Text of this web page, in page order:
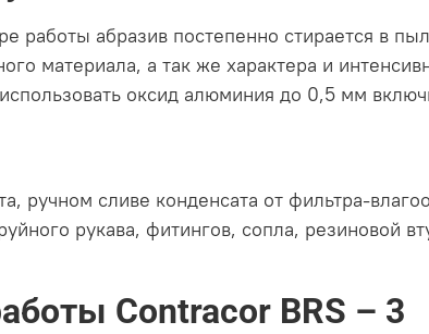
работы абразив постепенно стирается в
материала, а так же характера и
оксид алюминия до 0,5 мм
ручном сливе конденсата от фильтра-
рукава, фитингов, сопла, резиновой
Contracor BRS – 3